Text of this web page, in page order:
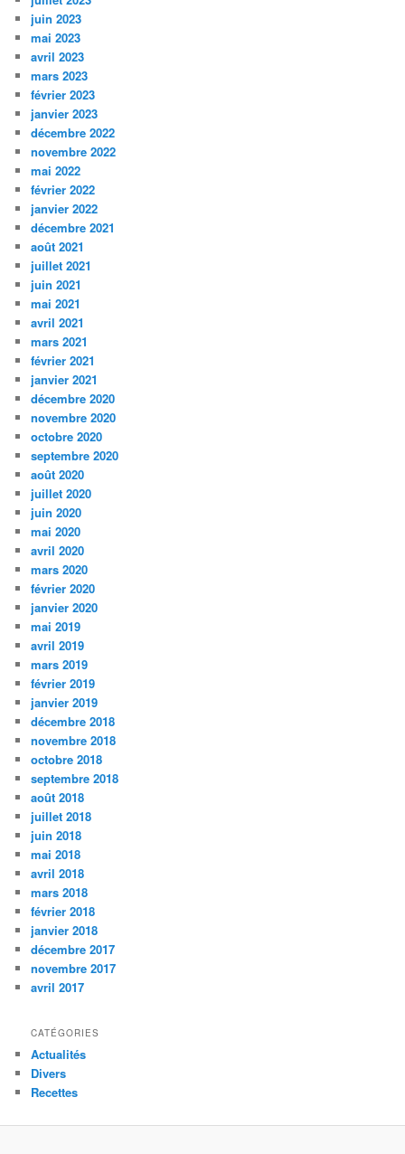
juin 2023
mai 2023
avril 2023
mars 2023
février 2023
janvier 2023
décembre 2022
novembre 2022
mai 2022
février 2022
janvier 2022
décembre 2021
août 2021
juillet 2021
juin 2021
mai 2021
avril 2021
mars 2021
février 2021
janvier 2021
décembre 2020
novembre 2020
octobre 2020
septembre 2020
août 2020
juillet 2020
juin 2020
mai 2020
avril 2020
mars 2020
février 2020
janvier 2020
mai 2019
avril 2019
mars 2019
février 2019
janvier 2019
décembre 2018
novembre 2018
octobre 2018
septembre 2018
août 2018
juillet 2018
juin 2018
mai 2018
avril 2018
mars 2018
février 2018
janvier 2018
décembre 2017
novembre 2017
avril 2017
CATÉGORIES
Actualités
Divers
Recettes